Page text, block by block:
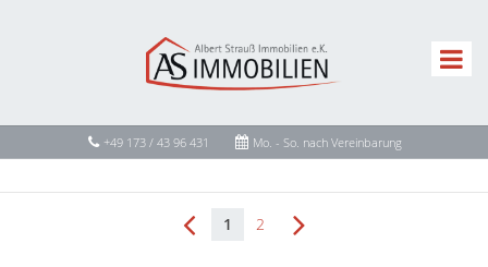
+49 173 / 43 96 431 Mo. - So. nach Vereinbarung
1 2